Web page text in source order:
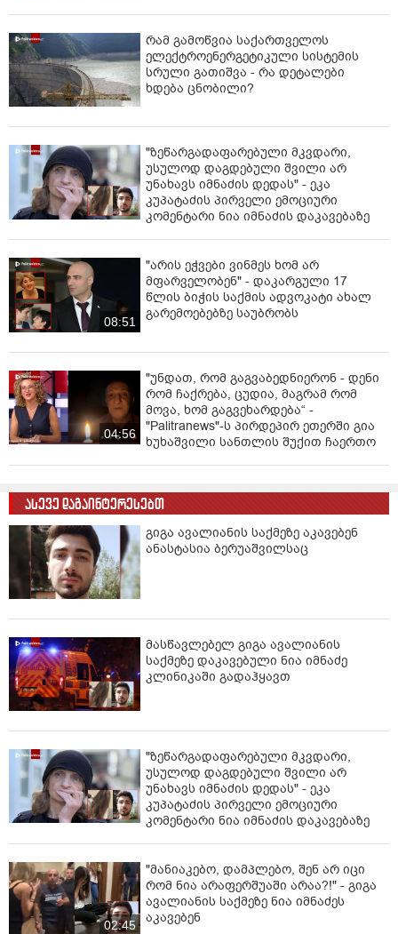
რამ გამოწვია საქართველოს
ელექტროენერგეტიკული სისტემის
სრული გათიშვა - რა დეტალები
ხდება ცნობილი?
"ზეწარგადაფარებული მკვდარი,
უსულოდ დაგდებული შვილი არ
უნახავს იმნაძის დედას" - ეკა
კუპატაძის პირველი ემოციური
კომენტარი ნია იმნაძის დაკავებაზე
08:51
"არის ეჭვები ვინმეს ხომ არ
მფარველობენ" - დაკარგული 17
წლის ბიჭის საქმის ადვოკატი ახალ
გარემოებებზე საუბრობს
04:56
"უნდათ, რომ გაგვაბედნიერონ - დენი
რომ ჩაქრება, ცუდია, მაგრამ რომ
მოვა, ხომ გაგვეხარდება“ -
"Palitranews"-ს პირდეპირ ეთერში გია
ხუხაშვილი სანთლის შუქით ჩაერთო
ასევე დაგაინტერესებთ
გიგა ავალიანის საქმეზე აკავებენ
ანასტასია ბერუაშვილსაც
მასწავლებელ გიგა ავალიანის
საქმეზე დაკავებული ნია იმნაძე
კლინიკაში გადაჰყავთ
"ზეწარგადაფარებული მკვდარი,
უსულოდ დაგდებული შვილი არ
უნახავს იმნაძის დედას" - ეკა
კუპატაძის პირველი ემოციური
კომენტარი ნია იმნაძის დაკავებაზე
02:45
"მანიაკებო, დამპლებო, შენ არ იცი
რომ ნია არაფერშუაში არაა?!" - გიგა
ავალიანის საქმეზე ნია იმნაძეს
აკავებენ